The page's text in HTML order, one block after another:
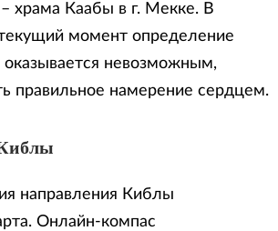
храма Каабы в г. Мекке. В
текущий момент определение
невозможным,
правильное намерение сердцем.
направления Киблы
Онлайн-компас